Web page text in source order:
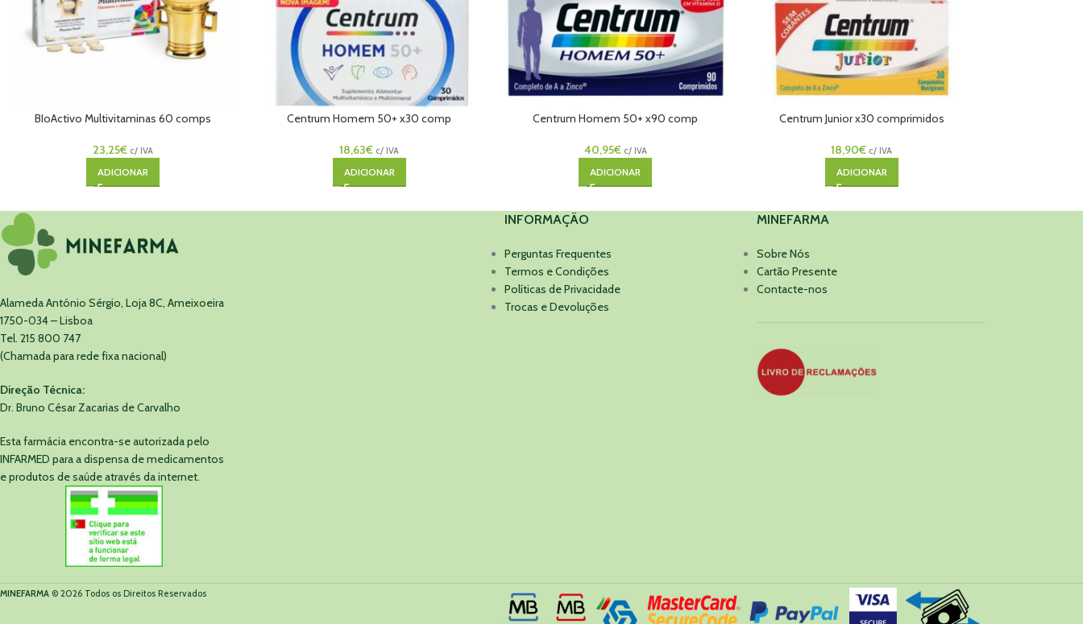
BIoActivo Multivitaminas 60 comps
23,25€ c/ IVA
ADICIONAR
Centrum Homem 50+ x30 comp
18,63€ c/ IVA
ADICIONAR
Centrum Homem 50+ x90 comp
40,95€ c/ IVA
ADICIONAR
Centrum Junior x30 comprimidos
18,90€ c/ IVA
ADICIONAR
Alameda António Sérgio, Loja 8C, Ameixoeira
1750-034 – Lisboa
Tel. 215 800 747
(Chamada para rede fixa nacional)
Direção Técnica:
Dr. Bruno César Zacarias de Carvalho
Esta farmácia encontra-se autorizada pelo
INFARMED para a dispensa de medicamentos
e produtos de saúde através da internet.
INFORMAÇÃO
Perguntas Frequentes
Termos e Condições
Políticas de Privacidade
Trocas e Devoluções
MINEFARMA
Sobre Nós
Cartão Presente
Contacte-nos
MINEFARMA © 2026 Todos os Direitos Reservados